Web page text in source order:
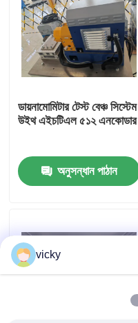
আমাদের সম্বন্ধে
কারখানা ভ্রমণ
গুণগত মান নিয়ন্ত্রণ
খবর
টর্ক ডায়নামিটার
ডায়নামোমিটার টেস্ট বেঞ্চ সিস্টেম
উইথ এইচটিএল ৫১২ এনকোডার
অনুসন্ধান পাঠান
vicky